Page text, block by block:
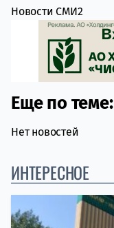
Новости СМИ2
Еще по теме:
Нет новостей
ИНТЕРЕСНОЕ